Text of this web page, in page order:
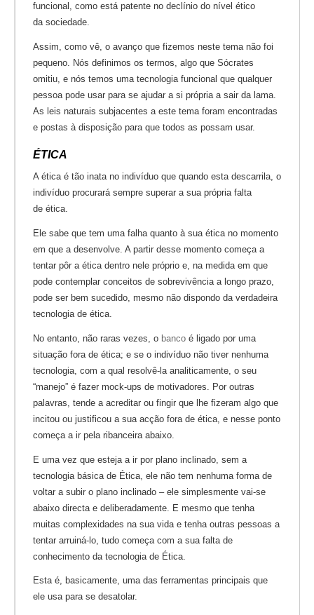
funcional, como está patente no declínio do nível ético
da sociedade.
Assim, como vê, o avanço que fizemos neste tema não foi
pequeno. Nós definimos os termos, algo que Sócrates
omitiu, e nós temos uma tecnologia funcional que qualquer
pessoa pode usar para se ajudar a si própria a sair da lama.
As leis naturais subjacentes a este tema foram encontradas
e postas à disposição para que todos as possam usar.
ÉTICA
A ética é tão inata no indivíduo que quando esta descarrila, o
indivíduo procurará sempre superar a sua própria falta
de ética.
Ele sabe que tem uma falha quanto à sua ética no momento
em que a desenvolve. A partir desse momento começa a
tentar pôr a ética dentro nele próprio e, na medida em que
pode contemplar conceitos de sobrevivência a longo prazo,
pode ser bem sucedido, mesmo não dispondo da verdadeira
tecnologia de ética.
No entanto, não raras vezes, o banco é ligado por uma
situação fora de ética; e se o indivíduo não tiver nenhuma
tecnologia, com a qual resolvê-la analiticamente, o seu
“manejo” é fazer mock-ups de motivadores. Por outras
palavras, tende a acreditar ou fingir que lhe fizeram algo que
incitou ou justificou a sua acção fora de ética, e nesse ponto
começa a ir pela ribanceira abaixo.
E uma vez que esteja a ir por plano inclinado, sem a
tecnologia básica de Ética, ele não tem nenhuma forma de
voltar a subir o plano inclinado – ele simplesmente vai-se
abaixo directa e deliberadamente. E mesmo que tenha
muitas complexidades na sua vida e tenha outras pessoas a
tentar arruiná-lo, tudo começa com a sua falta de
conhecimento da tecnologia de Ética.
Esta é, basicamente, uma das ferramentas principais que
ele usa para se desatolar.